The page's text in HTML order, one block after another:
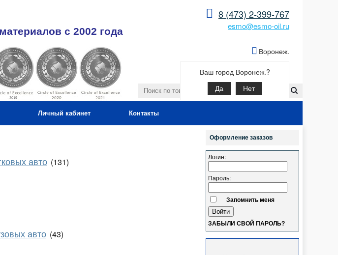
8 (473) 2-399-767
esmo@esmo-oil.ru
c 2002 года
Воронеж.
Ваш город Воронеж.?
Да Нет
Личный кабинет Контакты
авто (131)
авто (43)
Оформление заказов
Логин:
Пароль:
Запомнить меня
ЗАБЫЛИ СВОЙ ПАРОЛЬ?